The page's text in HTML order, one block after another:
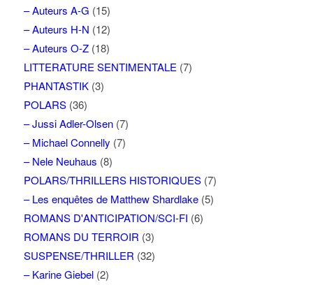
– Auteurs A-G (15)
– Auteurs H-N (12)
– Auteurs O-Z(18)
LITTERATURE SENTIMENTALE(7)
PHANTASTIK(3)
POLARS(36)
– Jussi Adler-Olsen(7)
– Michael Connelly (7)
– Nele Neuhaus (8)
POLARS/THRILLERS HISTORIQUES(7)
– Les enquêtes de Matthew Shardlake(5)
ROMANS D'ANTICIPATION/SCI-FI (6)
ROMANS DU TERROIR (3)
SUSPENSE/THRILLER (32)
– Karine Giebel(2)